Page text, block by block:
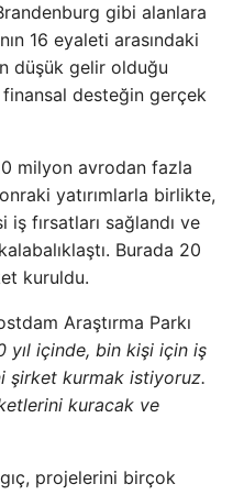
gibi alanlara
16 eyaleti arasındaki
düşük gelir olduğu
desteğin gerçek
milyon avrodan fazla
yatırımlarla birlikte,
fırsatları sağlandı ve
Burada 20
kuruldu.
Araştırma Parkı
yıl içinde, bin kişi için iş
şirket kurmak istiyoruz.
kuracak ve
projelerini birçok